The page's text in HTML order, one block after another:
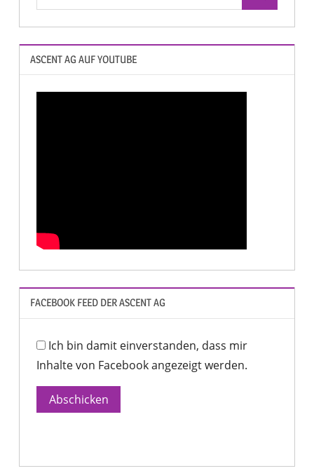
ASCENT AG AUF YOUTUBE
FACEBOOK FEED DER ASCENT AG
Ich bin damit einverstanden, dass mir
Inhalte von Facebook angezeigt werden.
Abschicken